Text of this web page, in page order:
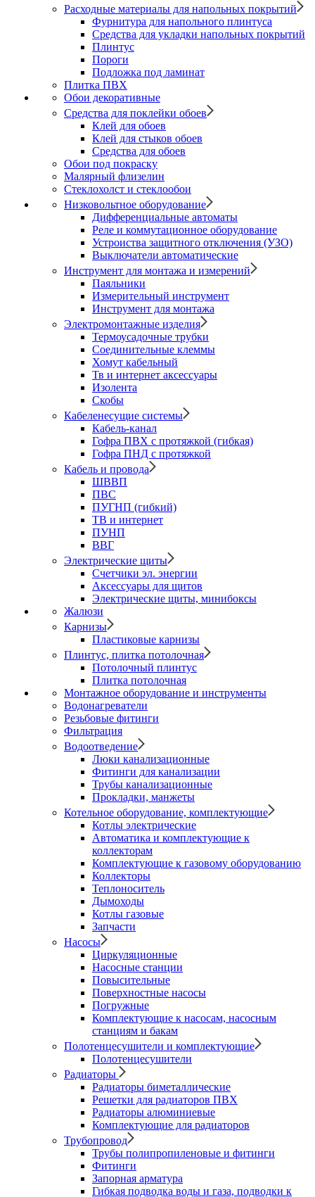
Расходные материалы для напольных покрытий
Фурнитура для напольного плинтуса
Средства для укладки напольных покрытий
Плинтус
Пороги
Подложка под ламинат
Плитка ПВХ
Обои декоративные
Средства для поклейки обоев
Клей для обоев
Клей для стыков обоев
Средства для обоев
Обои под покраску
Малярный флизелин
Стеклохолст и стеклообои
Низковольтное оборудование
Дифференциальные автоматы
Реле и коммутационное оборудование
Устроиства защитного отключения (УЗО)
Выключатели автоматические
Инструмент для монтажа и измерений
Паяльники
Измерительный инструмент
Инструмент для монтажа
Электромонтажные изделия
Термоусадочные трубки
Соединительные клеммы
Хомут кабельный
Тв и интернет аксессуары
Изолента
Скобы
Кабеленесущие системы
Кабель-канал
Гофра ПВХ с протяжкой (гибкая)
Гофра ПНД с протяжкой
Кабель и провода
ШВВП
ПВС
ПУГНП (гибкий)
ТВ и интернет
ПУНП
ВВГ
Электрические щиты
Счетчики эл. энергии
Аксессуары для щитов
Электрические щиты, минибоксы
Жалюзи
Карнизы
Пластиковые карнизы
Плинтус, плитка потолочная
Потолочный плинтус
Плитка потолочная
Монтажное оборудование и инструменты
Водонагреватели
Резьбовые фитинги
Фильтрация
Водоотведение
Люки канализационные
Фитинги для канализации
Трубы канализационные
Прокладки, манжеты
Котельное оборудование, комплектующие
Котлы электрические
Автоматика и комплектующие к
коллекторам
Комплектующие к газовому оборудованию
Коллекторы
Теплоноситель
Дымоходы
Котлы газовые
Запчасти
Насосы
Циркуляционные
Насосные станции
Повысительные
Поверхностные насосы
Погружные
Комплектующие к насосам, насосным
станциям и бакам
Полотенцесушители и комплектующие
Полотенцесушители
Радиаторы
Радиаторы биметаллические
Решетки для радиаторов ПВХ
Радиаторы алюминиевые
Комплектующие для радиаторов
Трубопровод
Трубы полипропиленовые и фитинги
Фитинги
Запорная арматура
Гибкая подводка воды и газа, подводки к